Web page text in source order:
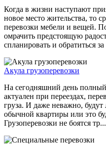
Когда в жизни наступают
новое место жительства, то
перевозки мебели и вещей.
омрачить предстоящую
спланировать и обратиться за
Акула грузоперевозки
На сегодняшний день полный
актуален при переездах,
груза. И даже неважно, будут
обычной квартиры или это
Грузоперевозки не боятся тр...